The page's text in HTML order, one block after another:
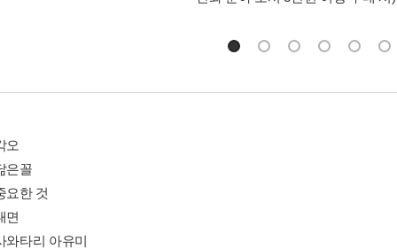
오
은꼴
요한 것
면
와타리 아유미